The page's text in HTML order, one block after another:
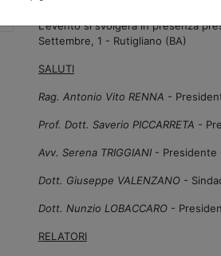
L'evento si svolgerà in presenza
Settembre, 1 - Rutigliano (BA)
SALUTI
Rag. Antonio Vito RENNA -
Prof. Dott. Saverio PICCARRETA -
Avv. Serena TRIGGIANI - Presidente
Dott. Giuseppe VALENZANO -
Dott. Nunzio LOBACCARO -
RELATORI